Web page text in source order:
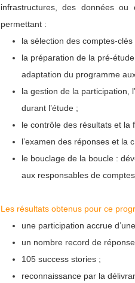
infrastructures, des données
permettant :
la sélection des comptes-
la préparation de la pré-
adaptation du programme
la gestion de la participation,
durant l’étude ;
le contrôle des résultats et la
l’examen des réponses et la
le bouclage de la boucle :
aux responsables de
Les résultats obtenus pour ce
une participation accrue
un nombre record de
105 success stories ;
reconnaissance par la